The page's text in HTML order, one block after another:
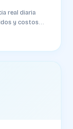
real diaria
y costos